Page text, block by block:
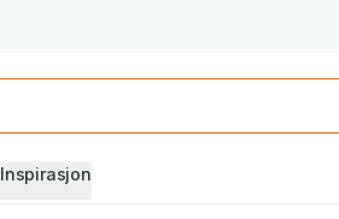
Inspirasjon